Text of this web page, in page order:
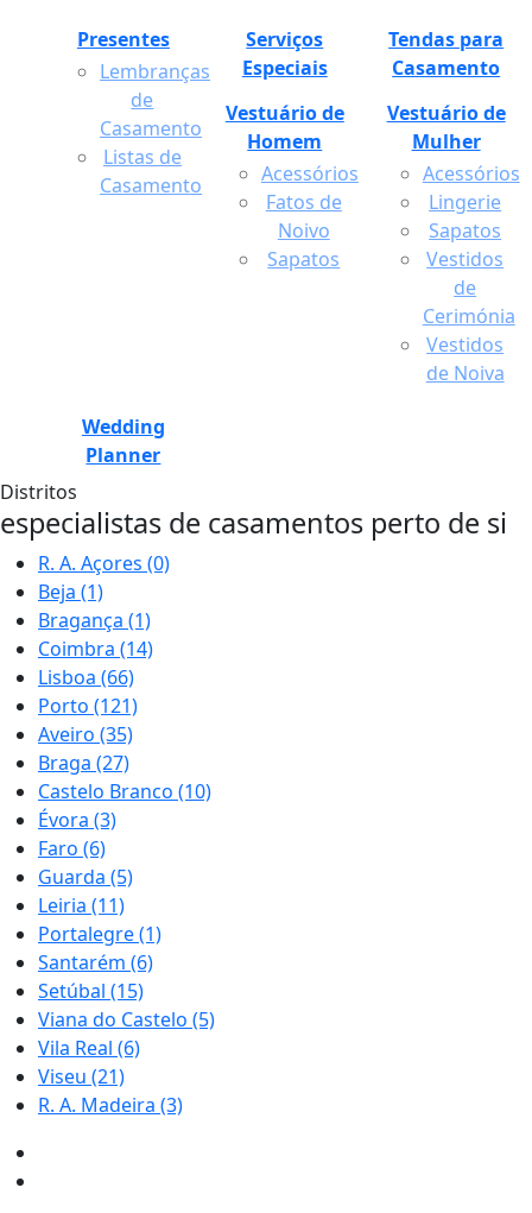
Presentes
Lembranças
de
Casamento
Listas de
Casamento
Serviços
Especiais
Tendas para
Casamento
Vestuário de
Homem
Acessórios
Fatos de
Noivo
Sapatos
Vestuário de
Mulher
Acessórios
Lingerie
Sapatos
Vestidos
de
Cerimónia
Vestidos
de Noiva
Wedding
Planner
Distritos
especialistas de casamentos perto de si
R. A. Açores (0)
Beja (1)
Bragança (1)
Coimbra (14)
Lisboa (66)
Porto (121)
Aveiro (35)
Braga (27)
Castelo Branco (10)
Évora (3)
Faro (6)
Guarda (5)
Leiria (11)
Portalegre(1)
Santarém (6)
Setúbal (15)
Viana do Castelo (5)
Vila Real (6)
Viseu (21)
R. A. Madeira (3)